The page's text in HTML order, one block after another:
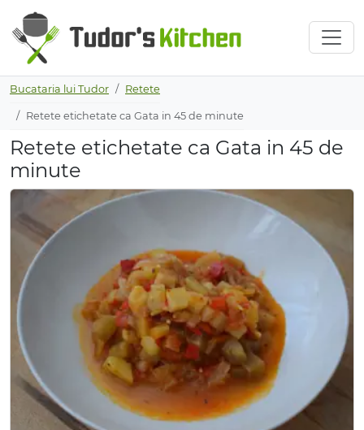
Bucataria lui Tudor Retete
Retete etichetate ca Gata in 45 de minute
Retete etichetate ca Gata in 45 de
minute